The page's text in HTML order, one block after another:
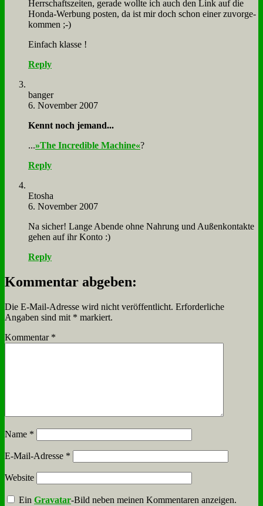
Herr­schafts­zei­ten, ge­ra­de woll­te ich auch den Link auf die
Hon­da-Wer­bung po­sten, da ist mir doch schon ei­ner zu­vor­ge­
kom­men ;-)
Ein­fach klas­se !
Reply
ban­ger
6. November 2007
Kennt noch je­mand...
...»The In­cre­di­ble Ma­chi­ne«?
Reply
Eto­sha
6. November 2007
Na si­cher! Lan­ge Aben­de oh­ne Nah­rung und Au­ßen­kon­tak­te
ge­hen auf ihr Kon­to :)
Reply
Kommentar abgeben:
Die E-Mail-Adresse wird nicht veröffentlicht. Erforderliche
Angaben sind mit * markiert.
Kommentar *
Name *
E-Mail-Adresse *
Website
EinGravatar-Bild neben meinen Kommentaren anzeigen.